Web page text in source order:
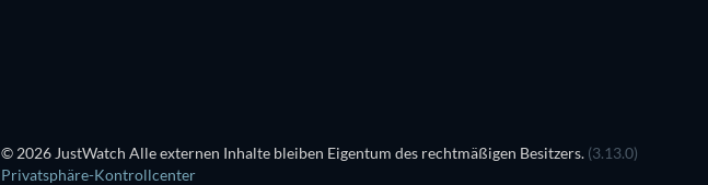
© 2026 JustWatch Alle externen Inhalte bleiben Eigentum des rechtmäßigen Besitzers. (3.13.0)
Privatsphäre-Kontrollcenter